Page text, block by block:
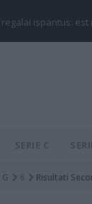
regalai ispantus:
SERIE C
G 6 Risultati